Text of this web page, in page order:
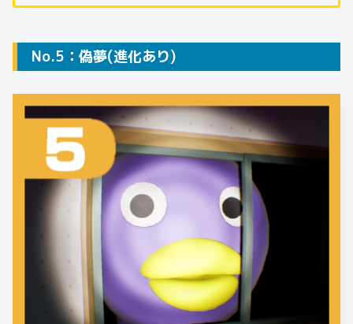
No.5：偽夢(進化あり)